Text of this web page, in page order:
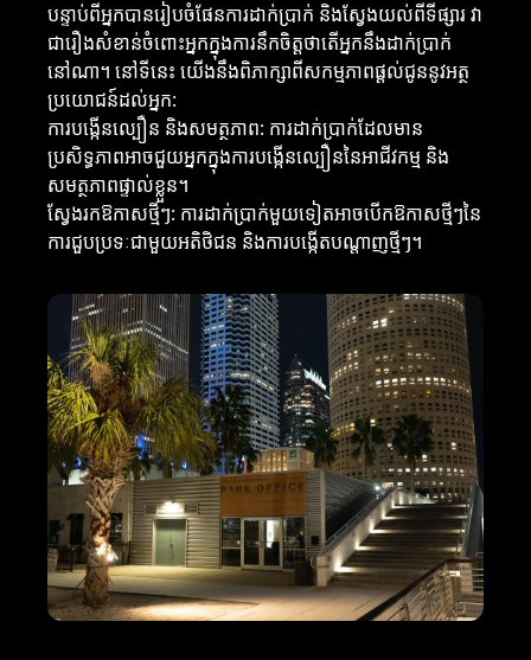
បន្ទាប់ពីអ្នកបានរៀបចំផែនការដាក់ប្រាក់ និងស្វែងយល់ពីទីផ្សារ វា
ជារឿងសំខាន់ចំពោះអ្នកក្នុងការនឹកចិត្តថាតើអ្នកនឹងដាក់ប្រាក់
នៅណា។ នៅទីនេះ យើងនឹងពិភាក្សាពីសកម្មភាពផ្ដល់ជូននូវអត្ថ
ប្រយោជន៍ដល់អ្នក:
ការបង្កើនល្បឿន និងសមត្ថភាព: ការដាក់ប្រាក់ដែលមាន
ប្រសិទ្ធភាពអាចជួយអ្នកក្នុងការបង្កើនល្បឿននៃអាជីវកម្ម និង
សមត្ថភាពផ្ទាល់ខ្លួន។
ស្វែងរកឱកាសថ្មីៗ: ការដាក់ប្រាក់មួយទៀតអាចបើកឱកាសថ្មីៗនៃ
ការជួបប្រទៈជាមួយអតិថិជន និងការបង្កើតបណ្តាញថ្មីៗ។